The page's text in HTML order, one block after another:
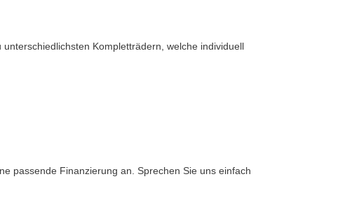
Kompletträdern, welche individuell
passende Finanzierung an. Sprechen Sie uns einfach